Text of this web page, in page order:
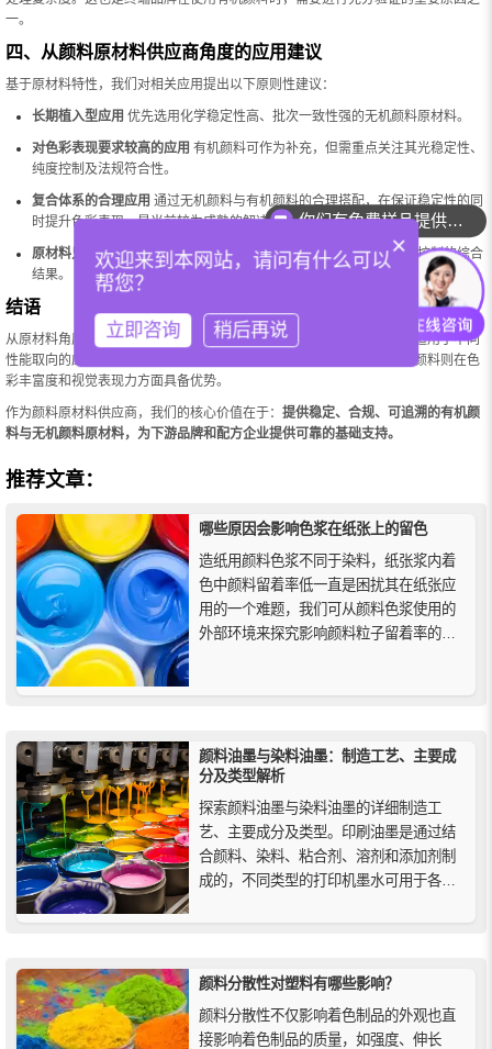
一。
四、从颜料原材料供应商角度的应用建议
基于原材料特性，我们对相关应用提出以下原则性建议：
长期植入型应用 优先选用化学稳定性高、批次一致性强的无机颜料原材料。
对色彩表现要求较高的应用 有机颜料可作为补充，但需重点关注其光稳定性、
纯度控制及法规符合性。
复合体系的合理应用 通过无机颜料与有机颜料的合理搭配，在保证稳定性的同
时提升色彩表现，是当前较为成熟的解决思路。
原材料只是基础最终效果取决于原材料质量、配方体系设计及工艺控制的综合
结果。
结语
从原材料角度来看，无机颜料与有机颜料并不存在绝对优劣之分
，而是适用于不同
性能取向的应用需求。无机颜料以稳定性、安全性和可控性见长；有机颜料则在色
彩丰富度和视觉表现力方面具备优势。
作为颜料原材料供应商，我们的核心价值在于： 提供稳定、合规、可追溯的有机颜
料与无机颜料原材料，为下游品牌和配方企业提供可靠的基础支持。
推荐文章：
哪些原因会影响色浆在纸张上的留色
造纸用颜料色浆不同于染料，纸张浆内着
色中颜料留着率低一直是困扰其在纸张应
用的一个难题，我们可从颜料色浆使用的
外部环境来探究影响颜料粒子留着率的四
颜料油墨与染料油墨：制造工艺、主要成
分及类型解析
探索颜料油墨与染料油墨的详细制造工
艺、主要成分及类型。印刷油墨是通过结
合颜料、染料、粘合剂、溶剂和添加剂制
成的，不同类型的打印机墨水可用于各种
高的耐水性和耐光性（在光线照射下抗褪
颜料分散性对塑料有哪些影响？
颜料分散性不仅影响着色制品的外观也直
接影响着色制品的质量，如强度、伸长
你们有免费样品提供吗？
×
欢迎来到本网站，请问有什么可以
帮您？
立即咨询 稍后再说